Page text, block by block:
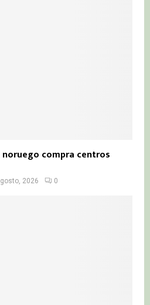
compra centros
2026 0